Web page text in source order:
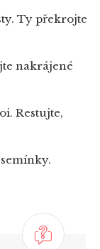
Ty překrojte
nakrájené
Restujte,